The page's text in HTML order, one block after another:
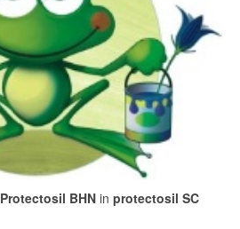
Protectosil BHN in protectosil SC